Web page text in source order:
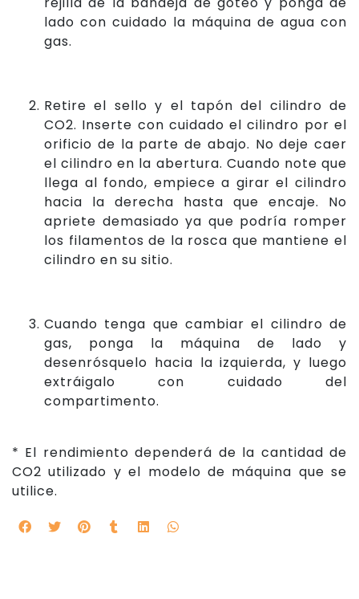
lado con cuidado la máquina de agua con
gas.
Retire el sello y el tapón del cilindro de
CO2. Inserte con cuidado el cilindro por el
orificio de la parte de abajo. No deje caer
el cilindro en la abertura. Cuando note que
llega al fondo, empiece a girar el cilindro
hacia la derecha hasta que encaje. No
apriete demasiado ya que podría romper
los filamentos de la rosca que mantiene el
cilindro en su sitio.
Cuando tenga que cambiar el cilindro de
gas, ponga la máquina de lado y
desenrósquelo hacia la izquierda, y luego
extráigalo con cuidado del
compartimento.
* El rendimiento dependerá de la cantidad de
CO2 utilizado y el modelo de máquina que se
utilice.